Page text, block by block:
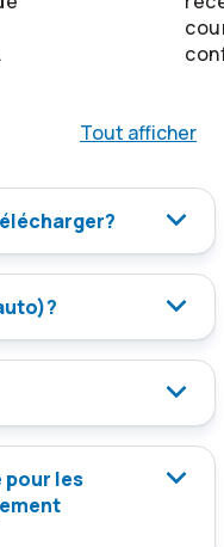
Tout afficher
pour les